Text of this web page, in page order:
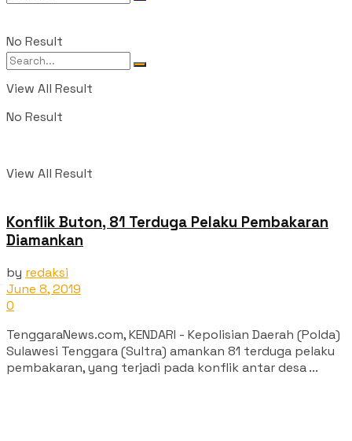
No Result
View All Result
No Result
View All Result
Konflik Buton, 81 Terduga Pelaku Pembakaran
Diamankan
by redaksi
June 8, 2019
0
TenggaraNews.com, KENDARI - Kepolisian Daerah (Polda)
Sulawesi Tenggara (Sultra) amankan 81 terduga pelaku
pembakaran, yang terjadi pada konflik antar desa ...